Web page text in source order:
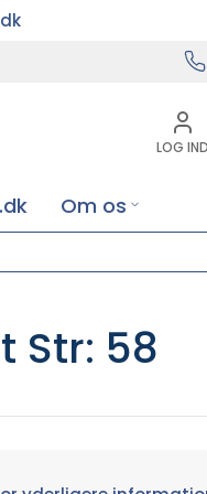
LOG IND
Om os
Str: 58